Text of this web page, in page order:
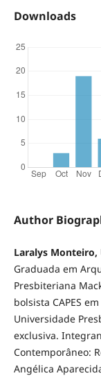
Downloads
Author
Laralys Monteiro,
Graduada em
Presbiteriana
bolsista CAPES
Universidade
exclusiva.
Contemporâneo:
Angélica